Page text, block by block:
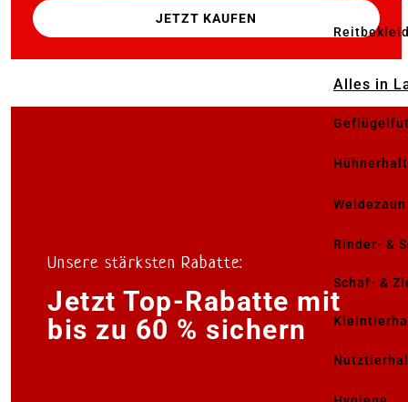
Alles in
Weidezaun
Rinder- &
Schaf- &
JETZT KAUFEN
Unsere stärksten Rabatte:
Jetzt Top-Rabatte mit
bis zu 60 % sichern